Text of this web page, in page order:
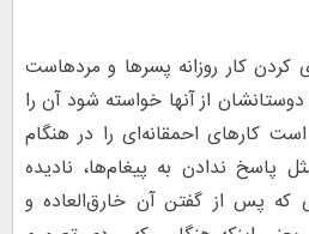
کردن کار روزانه پسرها و مردهاست
از آنها خواسته شود آن را
کارهای احمقانه‌ای را در هنگام
پاسخ ندادن به پیغام‌ها، نادیده
که پس از گفتن آن خارق‌العاده و